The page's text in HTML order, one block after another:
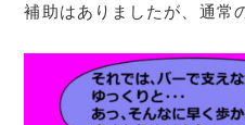
補助はありましたが、通常